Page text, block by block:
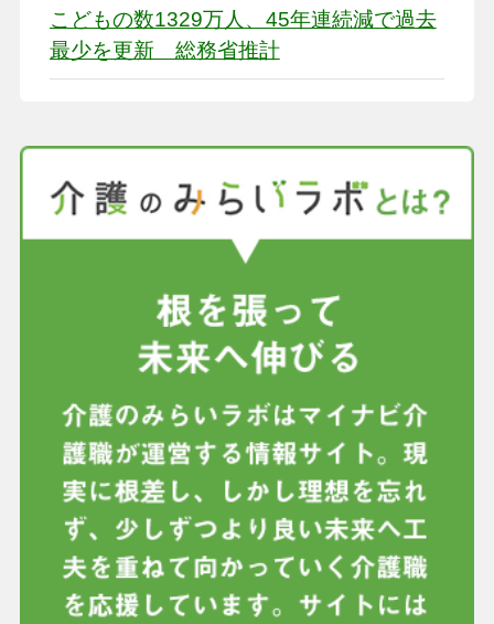
こどもの数1329万人、45年連続減で過去
最少を更新 総務省推計